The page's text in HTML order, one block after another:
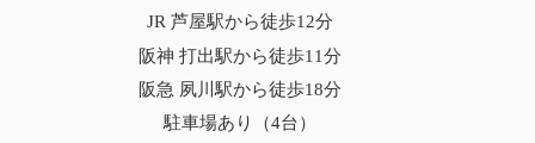
JR 芦屋駅から徒歩12分
阪神 打出駅から徒歩11分
阪急 夙川駅から徒歩18分
駐車場あり（4台）